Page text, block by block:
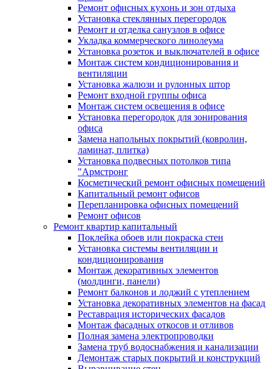
Ремонт офисных кухонь и зон отдыха
Установка стеклянных перегородок
Ремонт и отделка санузлов в офисе
Укладка коммерческого линолеума
Установка розеток и выключателей в офисе
Монтаж систем кондиционирования и
вентиляции
Установка жалюзи и рулонных штор
Ремонт входной группы офиса
Монтаж систем освещения в офисе
Установка перегородок для зонирования
офиса
Замена напольных покрытий (ковролин,
ламинат, плитка)
Установка подвесных потолков типа
"Армстронг
Косметический ремонт офисных помещений
Капитальный ремонт офисов
Перепланировка офисных помещений
Ремонт офисов
Ремонт квартир капитальный
Поклейка обоев или покраска стен
Установка системы вентиляции и
кондиционирования
Монтаж декоративных элементов
(молдинги, панели)
Ремонт балконов и лоджий с утеплением
Установка декоративных элементов на фасад
Реставрация исторических фасадов
Монтаж фасадных откосов и отливов
Полная замена электропроводки
Замена труб водоснабжения и канализации
Демонтаж старых покрытий и конструкций